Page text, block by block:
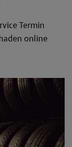
Termin
online